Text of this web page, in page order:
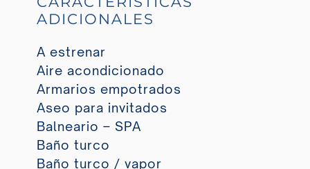
ADICIONALES
A estrenar
Aire acondicionado
Armarios empotrados
Aseo para invitados
Balneario – SPA
Baño turco
Baño turco / vapor